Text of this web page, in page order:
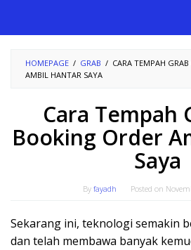
HOMEPAGE / GRAB / CARA TEMPAH
AMBIL HANTAR SAYA
Cara Tempah
Booking Order
Saya
By fayadh Posted on
Sekarang ini, teknologi semakin
dan telah membawa banyak